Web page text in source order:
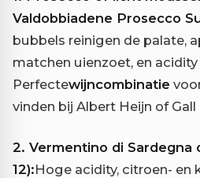
Valdobbiadene Prosecco
bubbels reinigen de palate,
matchen uienzoet, en
Perfectewijncombinatie
vinden bij Albert Heijn of Gall
2. Vermentino di Sardegna
12):Hoge acidity, citroen- en